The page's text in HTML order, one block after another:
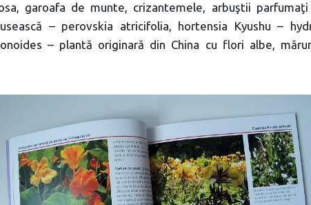
garoafa de munte, crizantemele, arbuştii
– perovskia atricifolia, hortensia Kyushu –
– plantă originară din China cu flori albe,